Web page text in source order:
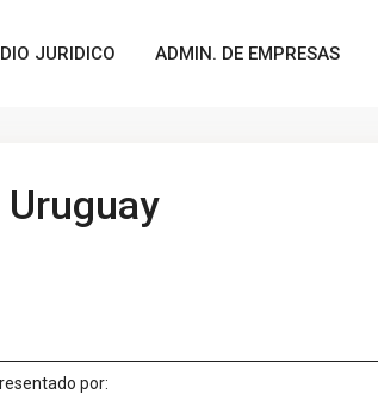
JURIDICO ADMIN. DE EMPRESAS
por: